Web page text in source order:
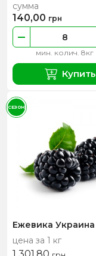
мин. колич. 8кг
сумма
140,00 грн
Купить
Ежевика Украина
цена за 1 кг
СЕЗОН